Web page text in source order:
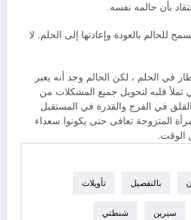
بأن حالمه نفسه.
للحالم بالعودة وإعادتها إلى الحلم. لا
في الحلم ، لكن الحالم وجد أنه يعبر
تملأ قلبه لتحويل جميع المشكلات من
في الفرج والقدرة في المستقبل
المتزوجة تعافى حتى يكونوا سعداء
الوقت.
بالتفصيل تأويلات
سيرين شنطتي